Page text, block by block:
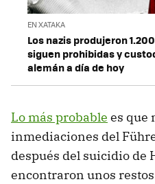
EN XATAKA
Los nazis produjeron
siguen prohibidas y
alemán a día de hoy
Lo más probable es que
inmediaciones del
después del suicidio de
encontraron unos